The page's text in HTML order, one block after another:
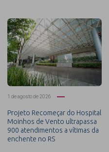
1 de agosto de 2026
Projeto Recomeçar do Hospital
Moinhos de Vento ultrapassa
900 atendimentos a vítimas da
enchente no RS